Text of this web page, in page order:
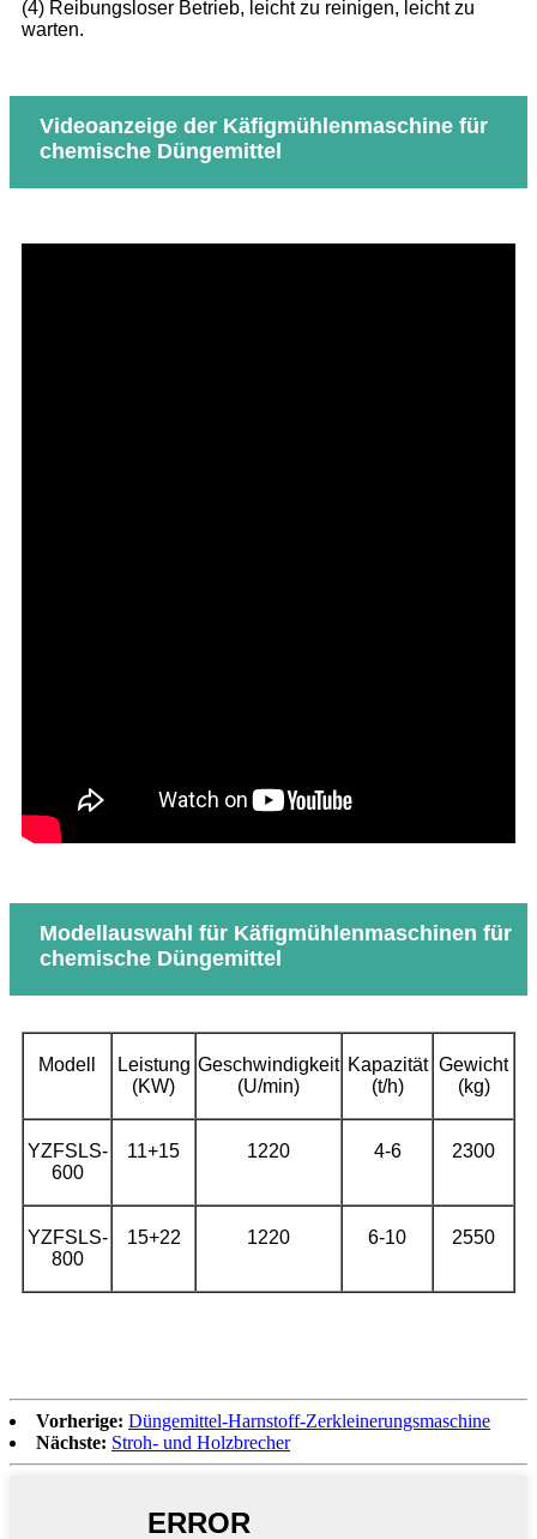
(4) Reibungsloser Betrieb, leicht zu reinigen, leicht zu
warten.
Videoanzeige der Käfigmühlenmaschine für
chemische Düngemittel
Modellauswahl für Käfigmühlenmaschinen für
chemische Düngemittel
Modell
Leistung
(KW)
Geschwindigkeit
(U/min)
Kapazität
(t/h)
Gewicht
(kg)
YZFSLS-
600
11+15 1220 4-6 2300
YZFSLS-
800
15+22 1220 6-10 2550
Vorherige: Düngemittel-Harnstoff-Zerkleinerungsmaschine
Nächste: Stroh- und Holzbrecher